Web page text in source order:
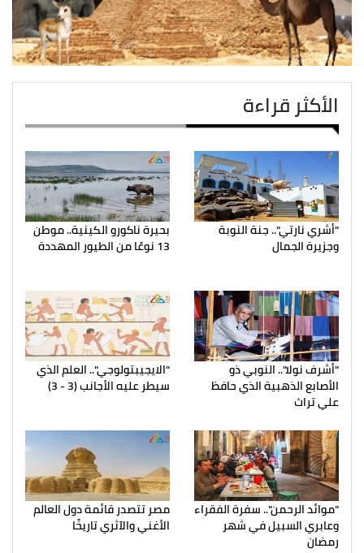
الأكثر قراءة
"أشري نارتي".. جنة النوبة
وجزيرة الجمال
بحيرة ناكورو الكينية.. موطن
13 نوعًا من الطيور المهددة
"أشرف نولا".. النوبي ذو
الأصابع الذهبية الذي حافظ
علي تراث
"الايجيبتولوجي".. العلم الذي
سيطر عليه الأجانب (3 - 3)
"موائد الرحمن".. سفرة الفقراء
وعابري السبيل في شهر
رمضان
مصر تتصدر قائمة دول العالم
الأغني والآثري تاريخًا